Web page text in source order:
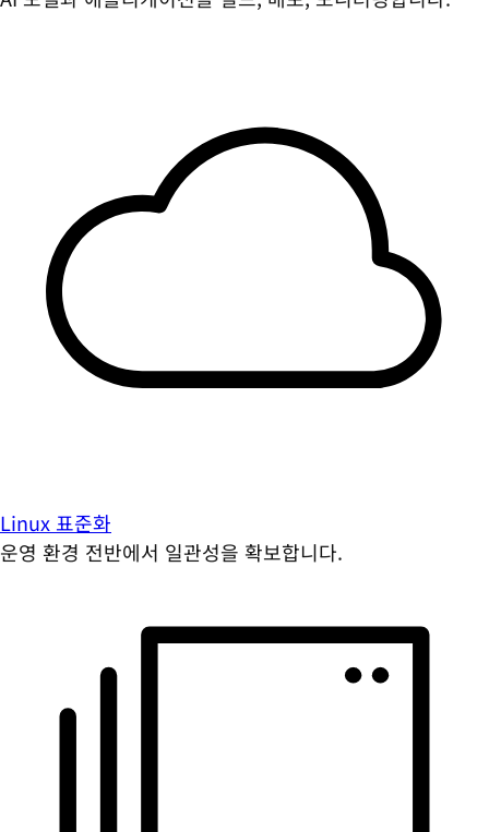
Linux 표준화
운영 환경 전반에서 일관성을 확보합니다.